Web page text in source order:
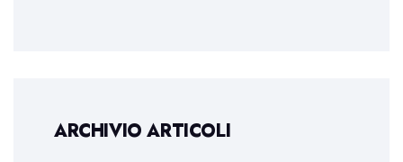
ARCHIVIO ARTICOLI